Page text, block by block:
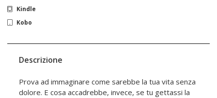
Kindle
Kobo
Descrizione
Prova ad immaginare come sarebbe la tua vita senza
dolore. E cosa accadrebbe, invece, se tu gettassi la